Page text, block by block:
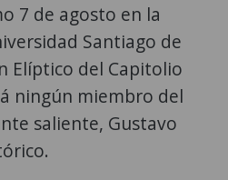
7 de agosto en la
Santiago de
Elíptico del Capitolio
ningún miembro del
saliente, Gustavo